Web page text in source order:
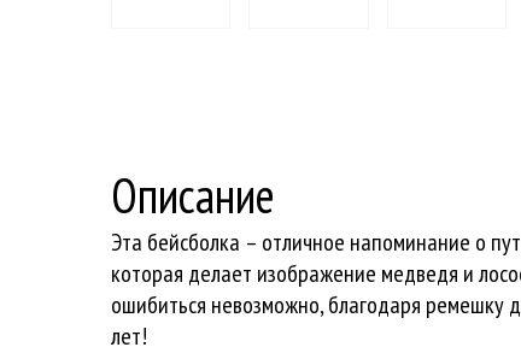
Описание
Эта бейсболка – отличное напоминание о
которая делает изображение медведя и
ошибиться невозможно, благодаря ремешку
лет!